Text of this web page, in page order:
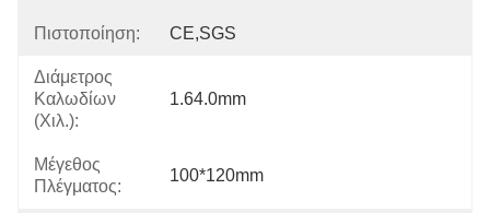
Πιστοποίηση: CE,SGS
Διάμετρος
Καλωδίων
(χιλ.):
1.64.0mm
Μέγεθος
Πλέγματος:
100*120mm